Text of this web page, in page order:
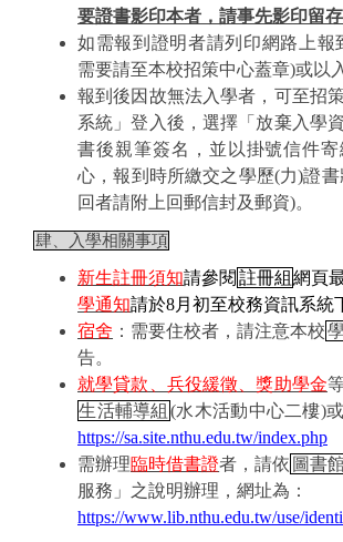
要證書影印本者，請事先影印留存
如需報到證明者請列印網路上報
需要請至本校招策中心蓋章)或以
報到後因故無法入學者，可至招
系統」登入後，選擇「放棄入學
書後親筆簽名，並以掛號信件
心，報到時所繳交之學歷(力)證書
回者請附上回郵信封及郵資)。
肆、入學相關事項
新生註冊須知請參閱 註冊組網頁
學通知請於8月初至校務資訊系統
宿舍 ：需要住校者，請注意本校
告。
就學貸款、兵役緩徵、獎助學金
生活輔導組 (水木活動中心二樓)
https://sa.site.nthu.edu.tw/index.php
需辦理臨時借書證者，請依 圖書
服務」之說明辦理，網址為：
https://www.lib.nthu.edu.tw/use/